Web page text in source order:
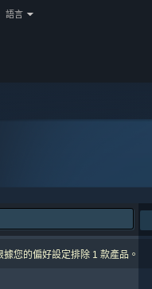
語言
您的偏好設定排除 1 款產品。